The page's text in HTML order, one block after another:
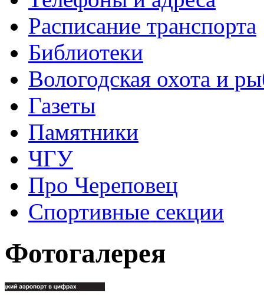
Расписание транспорта
Библиотеки
Вологодская охота и
Газеты
Памятники
ЧГУ
Про Череповец
Спортивные секции
Фотогалерея